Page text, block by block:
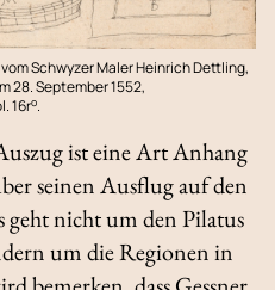
Schwyzer Maler Heinrich Dettling,
28. September 1552,
16ro.
ist eine Art Anhang
seinen Ausflug auf den
geht nicht um den Pilatus
um die Regionen in